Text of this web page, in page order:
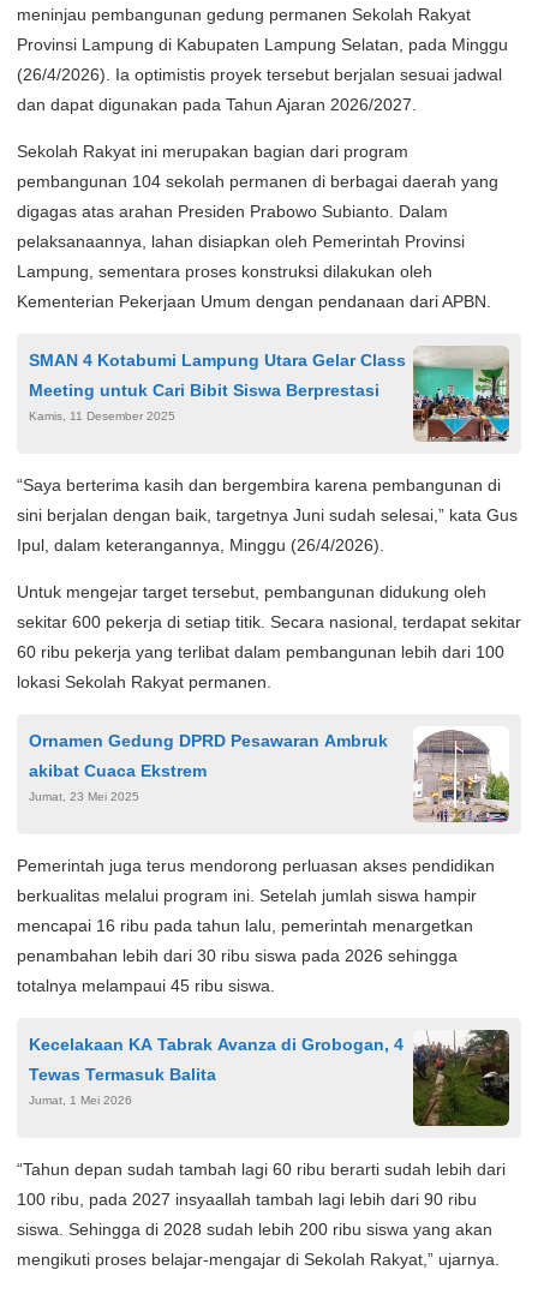
meninjau pembangunan gedung permanen Sekolah Rakyat
Provinsi Lampung di Kabupaten Lampung Selatan, pada Minggu
(26/4/2026). Ia optimistis proyek tersebut berjalan sesuai jadwal
dan dapat digunakan pada Tahun Ajaran 2026/2027.
Sekolah Rakyat ini merupakan bagian dari program
pembangunan 104 sekolah permanen di berbagai daerah yang
digagas atas arahan Presiden Prabowo Subianto. Dalam
pelaksanaannya, lahan disiapkan oleh Pemerintah Provinsi
Lampung, sementara proses konstruksi dilakukan oleh
Kementerian Pekerjaan Umum dengan pendanaan dari APBN.
SMAN 4 Kotabumi Lampung Utara Gelar Class
Meeting untuk Cari Bibit Siswa Berprestasi
Kamis, 11 Desember 2025
“Saya berterima kasih dan bergembira karena pembangunan di
sini berjalan dengan baik, targetnya Juni sudah selesai,” kata Gus
Ipul, dalam keterangannya, Minggu (26/4/2026).
Untuk mengejar target tersebut, pembangunan didukung oleh
sekitar 600 pekerja di setiap titik. Secara nasional, terdapat sekitar
60 ribu pekerja yang terlibat dalam pembangunan lebih dari 100
lokasi Sekolah Rakyat permanen.
Ornamen Gedung DPRD Pesawaran Ambruk
akibat Cuaca Ekstrem
Jumat, 23 Mei 2025
Pemerintah juga terus mendorong perluasan akses pendidikan
berkualitas melalui program ini. Setelah jumlah siswa hampir
mencapai 16 ribu pada tahun lalu, pemerintah menargetkan
penambahan lebih dari 30 ribu siswa pada 2026 sehingga
totalnya melampaui 45 ribu siswa.
Kecelakaan KA Tabrak Avanza di Grobogan, 4
Tewas Termasuk Balita
Jumat, 1 Mei 2026
“Tahun depan sudah tambah lagi 60 ribu berarti sudah lebih dari
100 ribu, pada 2027 insyaallah tambah lagi lebih dari 90 ribu
siswa. Sehingga di 2028 sudah lebih 200 ribu siswa yang akan
mengikuti proses belajar-mengajar di Sekolah Rakyat,” ujarnya.